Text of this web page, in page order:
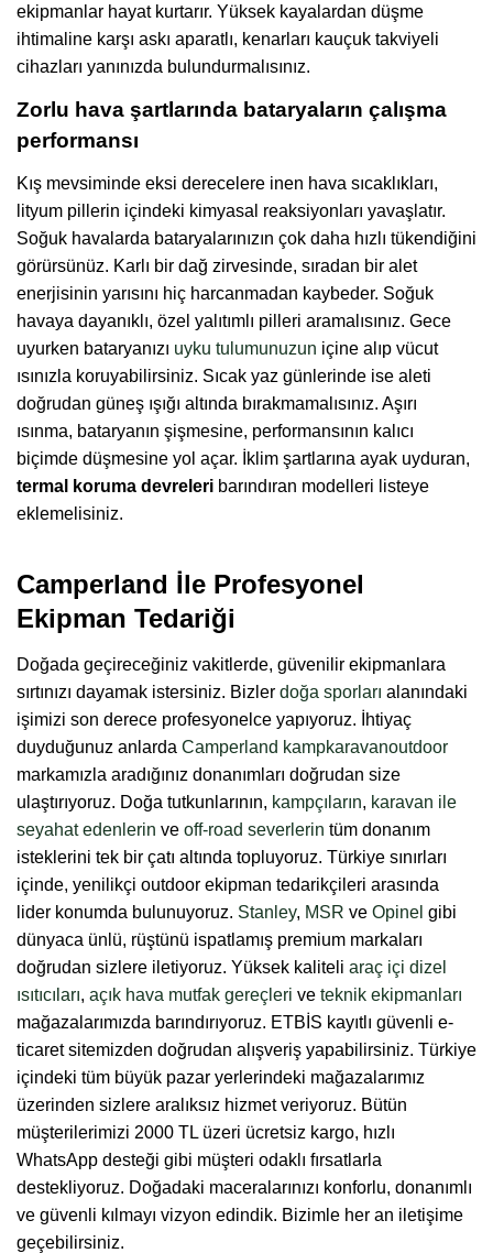
ekipmanlar hayat kurtarır. Yüksek kayalardan düşme
ihtimaline karşı askı aparatlı, kenarları kauçuk takviyeli
cihazları yanınızda bulundurmalısınız.
Zorlu hava şartlarında bataryaların çalışma
performansı
Kış mevsiminde eksi derecelere inen hava sıcaklıkları,
lityum pillerin içindeki kimyasal reaksiyonları yavaşlatır.
Soğuk havalarda bataryalarınızın çok daha hızlı tükendiğini
görürsünüz. Karlı bir dağ zirvesinde, sıradan bir alet
enerjisinin yarısını hiç harcanmadan kaybeder. Soğuk
havaya dayanıklı, özel yalıtımlı pilleri aramalısınız. Gece
uyurken bataryanızı uyku tulumunuzun içine alıp vücut
ısınızla koruyabilirsiniz. Sıcak yaz günlerinde ise aleti
doğrudan güneş ışığı altında bırakmamalısınız. Aşırı
ısınma, bataryanın şişmesine, performansının kalıcı
biçimde düşmesine yol açar. İklim şartlarına ayak uyduran,
termal koruma devreleri barındıran modelleri listeye
eklemelisiniz.
Camperland İle Profesyonel
Ekipman Tedariği
Doğada geçireceğiniz vakitlerde, güvenilir ekipmanlara
sırtınızı dayamak istersiniz. Bizler doğa sporları alanındaki
işimizi son derece profesyonelce yapıyoruz. İhtiyaç
duyduğunuz anlarda Camperland kampkaravanoutdoor
markamızla aradığınız donanımları doğrudan size
ulaştırıyoruz. Doğa tutkunlarının, kampçıların, karavan ile
seyahat edenlerin ve off-road severlerin tüm donanım
isteklerini tek bir çatı altında topluyoruz. Türkiye sınırları
içinde, yenilikçi outdoor ekipman tedarikçileri arasında
lider konumda bulunuyoruz. Stanley, MSR ve Opinel gibi
dünyaca ünlü, rüştünü ispatlamış premium markaları
doğrudan sizlere iletiyoruz. Yüksek kaliteli araç içi dizel
ısıtıcıları, açık hava mutfak gereçleri ve teknik ekipmanları
mağazalarımızda barındırıyoruz. ETBİS kayıtlı güvenli e-
ticaret sitemizden doğrudan alışveriş yapabilirsiniz. Türkiye
içindeki tüm büyük pazar yerlerindeki mağazalarımız
üzerinden sizlere aralıksız hizmet veriyoruz. Bütün
müşterilerimizi 2000 TL üzeri ücretsiz kargo, hızlı
WhatsApp desteği gibi müşteri odaklı fırsatlarla
destekliyoruz. Doğadaki maceralarınızı konforlu, donanımlı
ve güvenli kılmayı vizyon edindik. Bizimle her an iletişime
geçebilirsiniz.